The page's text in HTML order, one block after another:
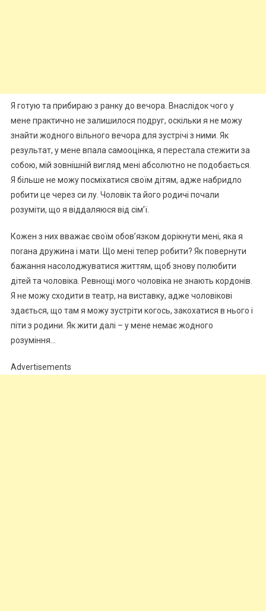
Я готую та прибираю з ранку до вечора. Внаслідок чого у
мене практично не залишилося подруг, оскільки я не можу
знайти жодного вільного вечора для зустрічі з ними. Як
результат, у мене впала самооцінка, я перестала стежити за
собою, мій зовнішній вигляд мені абсолютно не подобається.
Я більше не можу посміхатися своїм дітям, адже набридло
робити це через си лу. Чоловік та його родичі почали
розуміти, що я віддаляюся від сім’ї.
Кожен з них вважає своїм обов’язком дорікнути мені, яка я
поrана дружина і мати. Що мені тепер робити? Як повернути
бажання насолоджуватися життям, щоб знову полюбити
дітей та чоловіка. Pевнощі мого чоловіка не знають кордонів.
Я не можу сходити в театр, на виставку, адже чоловікові
здається, що там я можу зустріти когось, закохатися в нього і
піти з родини. Як жити далі – у мене немає жодного
розуміння…
Advertisements